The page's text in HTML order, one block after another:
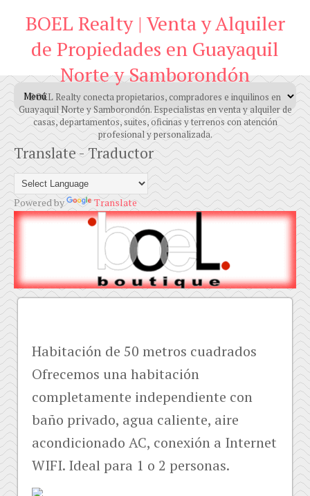
BOEL Realty | Venta y Alquiler
de Propiedades en Guayaquil
Norte y Samborondón
BOEL Realty conecta propietarios, compradores e inquilinos en
Guayaquil Norte y Samborondón. Especialistas en venta y alquiler de
casas, departamentos, suites, oficinas y terrenos con atención
profesional y personalizada.
Translate - Traductor
Powered by Translate
Habitación de 50 metros cuadrados
Ofrecemos una habitación
completamente independiente con
baño privado, agua caliente, aire
acondicionado AC, conexión a Internet
WIFI. Ideal para 1 o 2 personas.